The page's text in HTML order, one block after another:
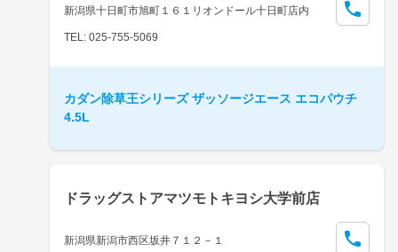
新潟県十日町市旭町１６１リオンドール十日町店内
TEL: 025-755-5069
カダン除草王シリーズ ザッソージエース エコパウチ
4.5L
ドラッグストアマツモトキヨシ大学前店
新潟県新潟市西区坂井７１２－１